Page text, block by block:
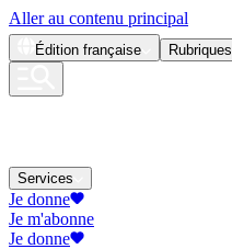
Aller au contenu principal
Édition française Rubriques
Services
Je donne
Je m'abonne
Je donne